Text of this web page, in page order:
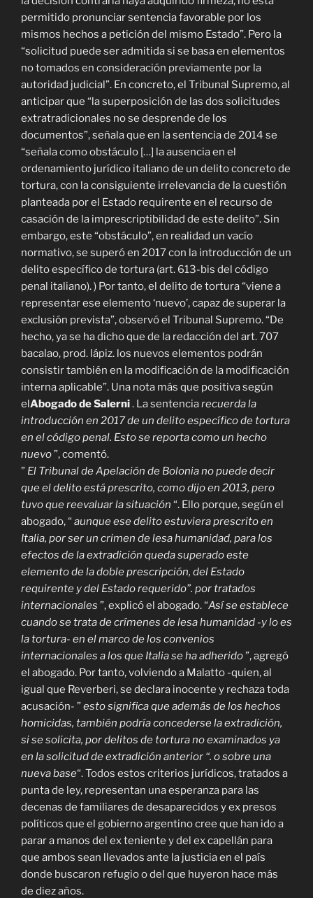
permitido pronunciar sentencia favorable por los
mismos hechos a petición del mismo Estado”. Pero la
“solicitud puede ser admitida si se basa en elementos
no tomados en consideración previamente por la
autoridad judicial”. En concreto, el Tribunal Supremo, al
anticipar que “la superposición de las dos solicitudes
extratradicionales no se desprende de los
documentos”, señala que en la sentencia de 2014 se
“señala como obstáculo […] la ausencia en el
ordenamiento jurídico italiano de un delito concreto de
tortura, con la consiguiente irrelevancia de la cuestión
planteada por el Estado requirente en el recurso de
casación de la imprescriptibilidad de este delito”. Sin
embargo, este “obstáculo”, en realidad un vacío
normativo, se superó en 2017 con la introducción de un
delito específico de tortura (art. 613-bis del código
penal italiano). ) Por tanto, el delito de tortura “viene a
representar ese elemento ‘nuevo’, capaz de superar la
exclusión prevista”, observó el Tribunal Supremo. “De
hecho, ya se ha dicho que de la redacción del art. 707
bacalao, prod. lápiz. los nuevos elementos podrán
consistir también en la modificación de la modificación
interna aplicable”. Una nota más que positiva según
elAbogado de Salerni. La sentenciarecuerda la
introducción en 2017 de un delito específico de tortura
en el código penal. Esto se reporta como un hecho
nuevo”, comentó.
” El Tribunal de Apelación de Bolonia no puede decir
que el delito está prescrito, como dijo en 2013, pero
tuvo que reevaluar la situación “. Ello porque, según el
abogado, “ aunque ese delito estuviera prescrito en
Italia, por ser un crimen de lesa humanidad, para los
efectos de la extradición queda superado este
elemento de la doble prescripción, del Estado
requirente y del Estado requerido”. por tratados
internacionales ”, explicó el abogado. “Así se establece
cuando se trata de crímenes de lesa humanidad -y lo es
la tortura- en el marco de los convenios
internacionales a los que Italia se ha adherido”, agregó
el abogado. Por tanto, volviendo a Malatto -quien, al
igual que Reverberi, se declara inocente y rechaza toda
acusación- ”esto significa que además de los hechos
homicidas, también podría concederse la extradición,
si se solicita, por delitos de tortura no examinados ya
en la solicitud de extradición anterior “. o sobre una
nueva base“. Todos estos criterios jurídicos, tratados a
punta de ley, representan una esperanza para las
decenas de familiares de desaparecidos y ex presos
políticos que el gobierno argentino cree que han ido a
parar a manos del ex teniente y del ex capellán para
que ambos sean llevados ante la justicia en el país
donde buscaron refugio o del que huyeron hace más
de diez años.